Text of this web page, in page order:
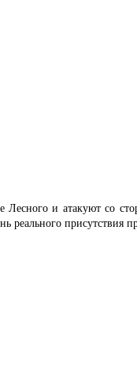
и атакуют со
присутствия